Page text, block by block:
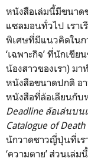
หนังสือเล่มนี้มีขนาด
แซลมอนทั่วไป เราเ
พิเศษที่มีแนวคิดในก
‘เฉพาะกิจ’ ที่นักเ
น้องสาวของเรา) มา
หนังสือขนาดปกติ อา
หนังสือที่ล้อเลียนกั
Deadline ล้อเล่นบน
Catalogue of
นักวาดชาวญี่ปุ่นที่เร
‘ความตาย’ ส่วนเล่ม